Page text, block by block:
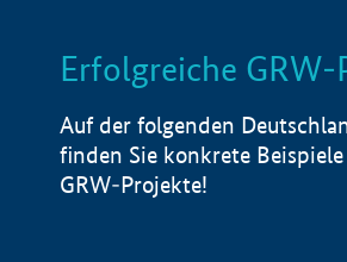
LISTE
Erfolgreiche
Auf der folgenden
finden Sie konkrete
GRW-Projekte!